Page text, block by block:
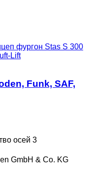
фургон Stas S 300
Lift
Funk, SAF,
осей 3
GmbH & Co. KG